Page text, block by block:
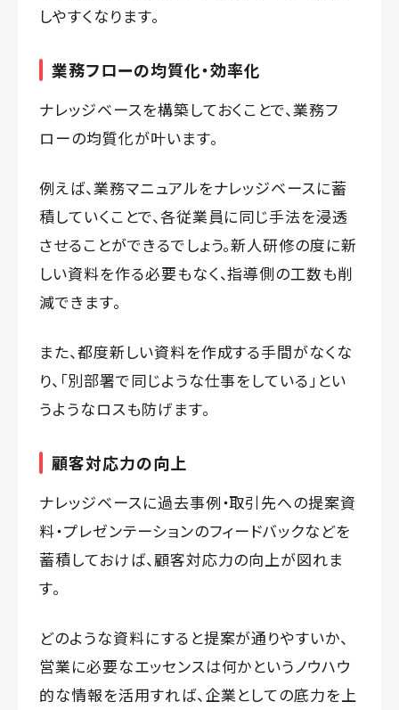
しやすくなります。
業務フローの均質化・効率化
ナレッジベースを構築しておくことで、業務フ
ローの均質化が叶います。
例えば、業務マニュアルをナレッジベースに蓄
積していくことで、各従業員に同じ手法を浸透
させることができるでしょう。新人研修の度に新
しい資料を作る必要もなく、指導側の工数も削
減できます。
また、都度新しい資料を作成する手間がなくな
り、「別部署で同じような仕事をしている」とい
うようなロスも防げます。
顧客対応力の向上
ナレッジベースに過去事例・取引先への提案資
料・プレゼンテーションのフィードバックなどを
蓄積しておけば、顧客対応力の向上が図れま
す。
どのような資料にすると提案が通りやすいか、
営業に必要なエッセンスは何かというノウハウ
的な情報を活用すれば、企業としての底力を上